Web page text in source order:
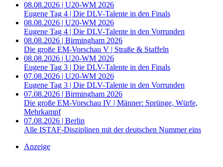
08.08.2026 | U20-WM 2026
Eugene Tag 4 | Die DLV-Talente in den Finals
08.08.2026 | U20-WM 2026
Eugene Tag 4 | Die DLV-Talente in den Vorrunden
08.08.2026 | Birmingham 2026
Die große EM-Vorschau V | Straße & Staffeln
08.08.2026 | U20-WM 2026
Eugene Tag 3 | Die DLV-Talente in den Finals
07.08.2026 | U20-WM 2026
Eugene Tag 3 | Die DLV-Talente in den Vorrunden
07.08.2026 | Birmingham 2026
Die große EM-Vorschau IV | Männer: Sprünge, Würfe,
Mehrkampf
07.08.2026 | Berlin
Alle ISTAF-Disziplinen mit der deutschen Nummer eins
Anzeige